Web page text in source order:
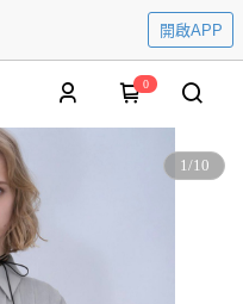
開啟APP
0
1/10